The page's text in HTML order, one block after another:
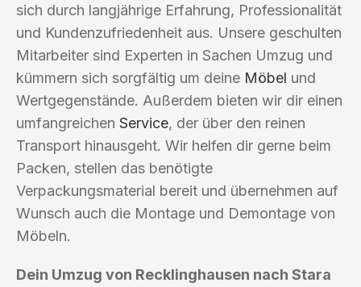
sich durch langjährige Erfahrung, Professionalität
und Kundenzufriedenheit aus. Unsere geschulten
Mitarbeiter sind Experten in Sachen Umzug und
kümmern sich sorgfältig um deine Möbel und
Wertgegenstände. Außerdem bieten wir dir einen
umfangreichen Service, der über den reinen
Transport hinausgeht. Wir helfen dir gerne beim
Packen, stellen das benötigte
Verpackungsmaterial bereit und übernehmen auf
Wunsch auch die Montage und Demontage von
Möbeln.
Dein Umzug von Recklinghausen nach Stara